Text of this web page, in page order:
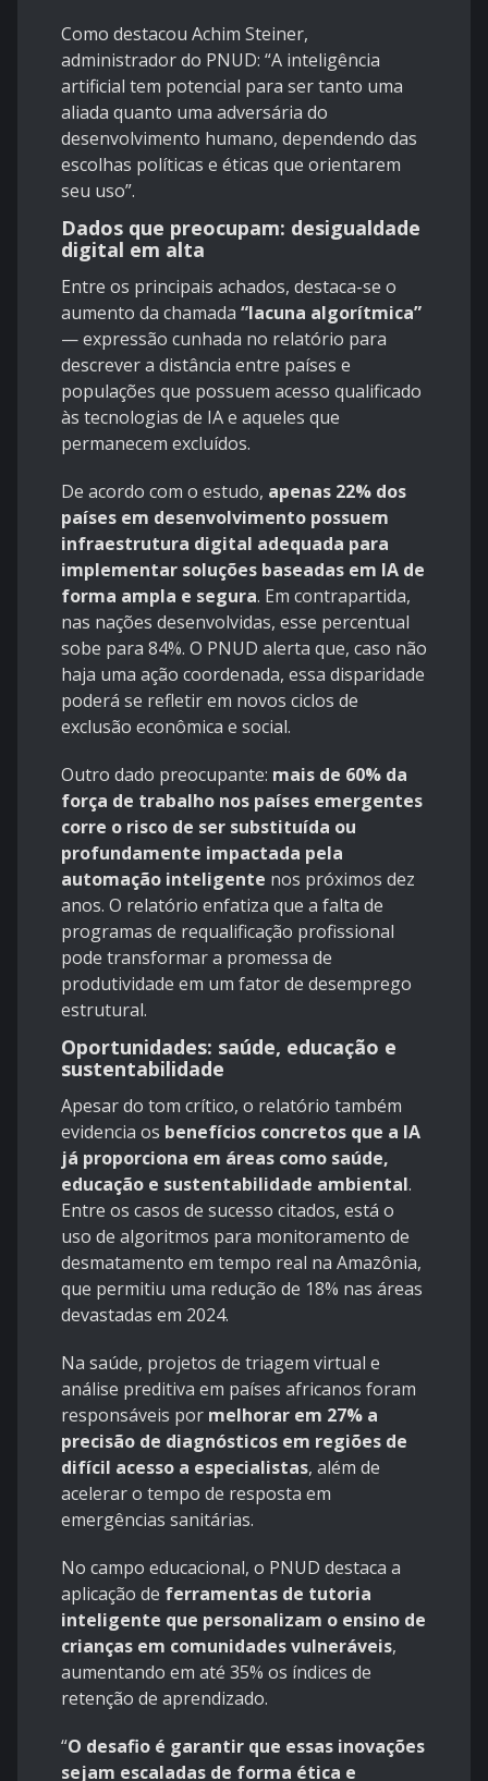
Como destacou Achim Steiner,
administrador do PNUD: “A inteligência
artificial tem potencial para ser tanto uma
aliada quanto uma adversária do
desenvolvimento humano, dependendo das
escolhas políticas e éticas que orientarem
seu uso”.
Dados que preocupam: desigualdade
digital em alta
Entre os principais achados, destaca-se o
aumento da chamada “lacuna algorítmica”
— expressão cunhada no relatório para
descrever a distância entre países e
populações que possuem acesso qualificado
às tecnologias de IA e aqueles que
permanecem excluídos.
De acordo com o estudo, apenas 22% dos
países em desenvolvimento possuem
infraestrutura digital adequada para
implementar soluções baseadas em IA de
forma ampla e segura. Em contrapartida,
nas nações desenvolvidas, esse percentual
sobe para 84%. O PNUD alerta que, caso não
haja uma ação coordenada, essa disparidade
poderá se refletir em novos ciclos de
exclusão econômica e social.
Outro dado preocupante: mais de 60% da
força de trabalho nos países emergentes
corre o risco de ser substituída ou
profundamente impactada pela
automação inteligente nos próximos dez
anos. O relatório enfatiza que a falta de
programas de requalificação profissional
pode transformar a promessa de
produtividade em um fator de desemprego
estrutural.
Oportunidades: saúde, educação e
sustentabilidade
Apesar do tom crítico, o relatório também
evidencia os benefícios concretos que a IA
já proporciona em áreas como saúde,
educação e sustentabilidade ambiental.
Entre os casos de sucesso citados, está o
uso de algoritmos para monitoramento de
desmatamento em tempo real na Amazônia,
que permitiu uma redução de 18% nas áreas
devastadas em 2024.
Na saúde, projetos de triagem virtual e
análise preditiva em países africanos foram
responsáveis por melhorar em 27% a
precisão de diagnósticos em regiões de
difícil acesso a especialistas, além de
acelerar o tempo de resposta em
emergências sanitárias.
No campo educacional, o PNUD destaca a
aplicação de ferramentas de tutoria
inteligente que personalizam o ensino de
crianças em comunidades vulneráveis,
aumentando em até 35% os índices de
retenção de aprendizado.
“O desafio é garantir que essas inovações
sejam escaladas de forma ética e